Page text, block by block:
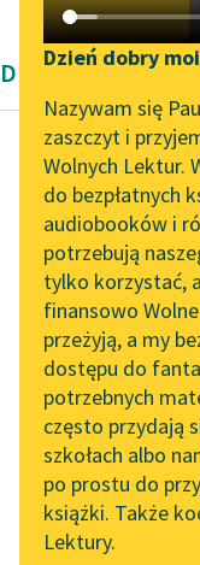
Katalog DAISY
Podkasty o książkach
Aktualności
Spotkanie z
Tunkiel w Oslo
Wolne Lektury na 32.
Pol’and’Rock
„Kochanek Lady
Chatterley” do
na Wolnych Lekturach
Nowy audiobook –
„Marzenie o Oriencie”
Sophie Elkan
Kolekcja
Wolne Lektury –
Dzień dobry
Nazywam się
zaszczyt i
Wolnych Lektur.
do bezpłatnych
audiobooków i
potrzebują
tylko korzystać,
finansowo
przeżyją, a my
dostępu do
potrzebnych
często przydają
szkołach albo
po prostu do
książki. Także
Lektury.
Dramat